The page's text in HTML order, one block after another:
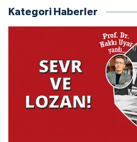
Kategori Haberler